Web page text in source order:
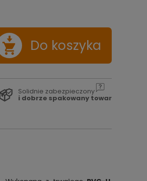
Do koszyka
Solidnie zabezpieczony
i dobrze spakowany towar